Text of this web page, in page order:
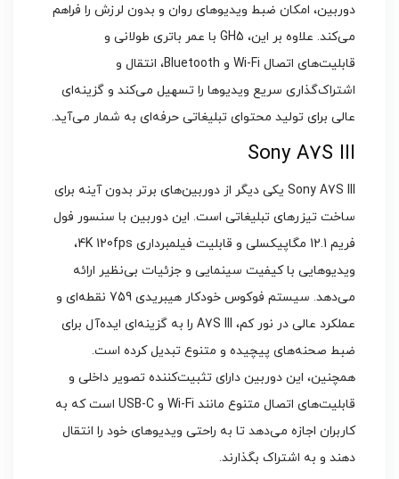
دوربین، امکان ضبط ویدیوهای روان و بدون لرزش را فراهم
می‌کند. علاوه بر این، GH5 با عمر باتری طولانی و
قابلیت‌های اتصال Wi-Fi و Bluetooth، انتقال و
اشتراک‌گذاری سریع ویدیوها را تسهیل می‌کند و گزینه‌ای
عالی برای تولید محتوای تبلیغاتی حرفه‌ای به شمار می‌آید.
Sony A7S III
Sony A7S III یکی دیگر از دوربین‌های برتر بدون آینه برای
ساخت تیزرهای تبلیغاتی است. این دوربین با سنسور فول
فریم 12.1 مگاپیکسلی و قابلیت فیلمبرداری 4K 120fps،
ویدیوهایی با کیفیت سینمایی و جزئیات بی‌نظیر ارائه
می‌دهد. سیستم فوکوس خودکار هیبریدی 759 نقطه‌ای و
عملکرد عالی در نور کم، A7S III را به گزینه‌ای ایده‌آل برای
ضبط صحنه‌های پیچیده و متنوع تبدیل کرده است.
همچنین، این دوربین دارای تثبیت‌کننده تصویر داخلی و
قابلیت‌های اتصال متنوع مانند Wi-Fi و USB-C است که به
کاربران اجازه می‌دهد تا به راحتی ویدیوهای خود را انتقال
دهند و به اشتراک بگذارند.